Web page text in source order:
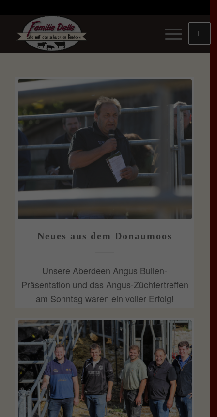
Neues aus dem Donaumoos
Unsere Aberdeen Angus Bullen-
Präsentation und das Angus-Züchtertreffen
am Sonntag waren ein voller Erfolg!